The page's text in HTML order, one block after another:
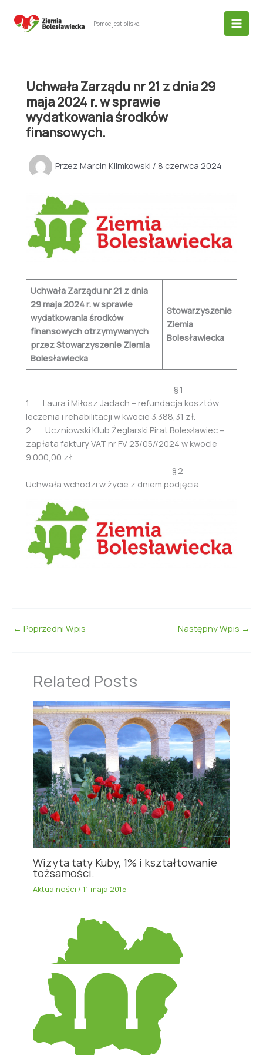
Pomoc jest blisko.
Uchwała Zarządu nr 21 z dnia 29
maja 2024 r. w sprawie
wydatkowania środków
finansowych.
Przez Marcin Klimkowski / 8 czerwca 2024
Uchwała Zarządu nr 21 z dnia
29 maja 2024 r. w sprawie
wydatkowania środków
finansowych otrzymywanych
przez Stowarzyszenie Ziemia
Bolesławiecka
Stowarzyszenie
Ziemia
Bolesławiecka
§ 1
1. Laura i Miłosz Jadach – refundacja kosztów
leczenia i rehabilitacji w kwocie 3.388,31 zł.
2. Uczniowski Klub Żeglarski Pirat Bolesławiec –
zapłata faktury VAT nr FV 23/05//2024 w kwocie
9.000,00 zł.
§ 2
Uchwała wchodzi w życie z dniem podjęcia.
← Poprzedni Wpis Następny Wpis →
Related Posts
Wizyta taty Kuby, 1% i kształtowanie
tożsamości.
Aktualności /11 maja 2015